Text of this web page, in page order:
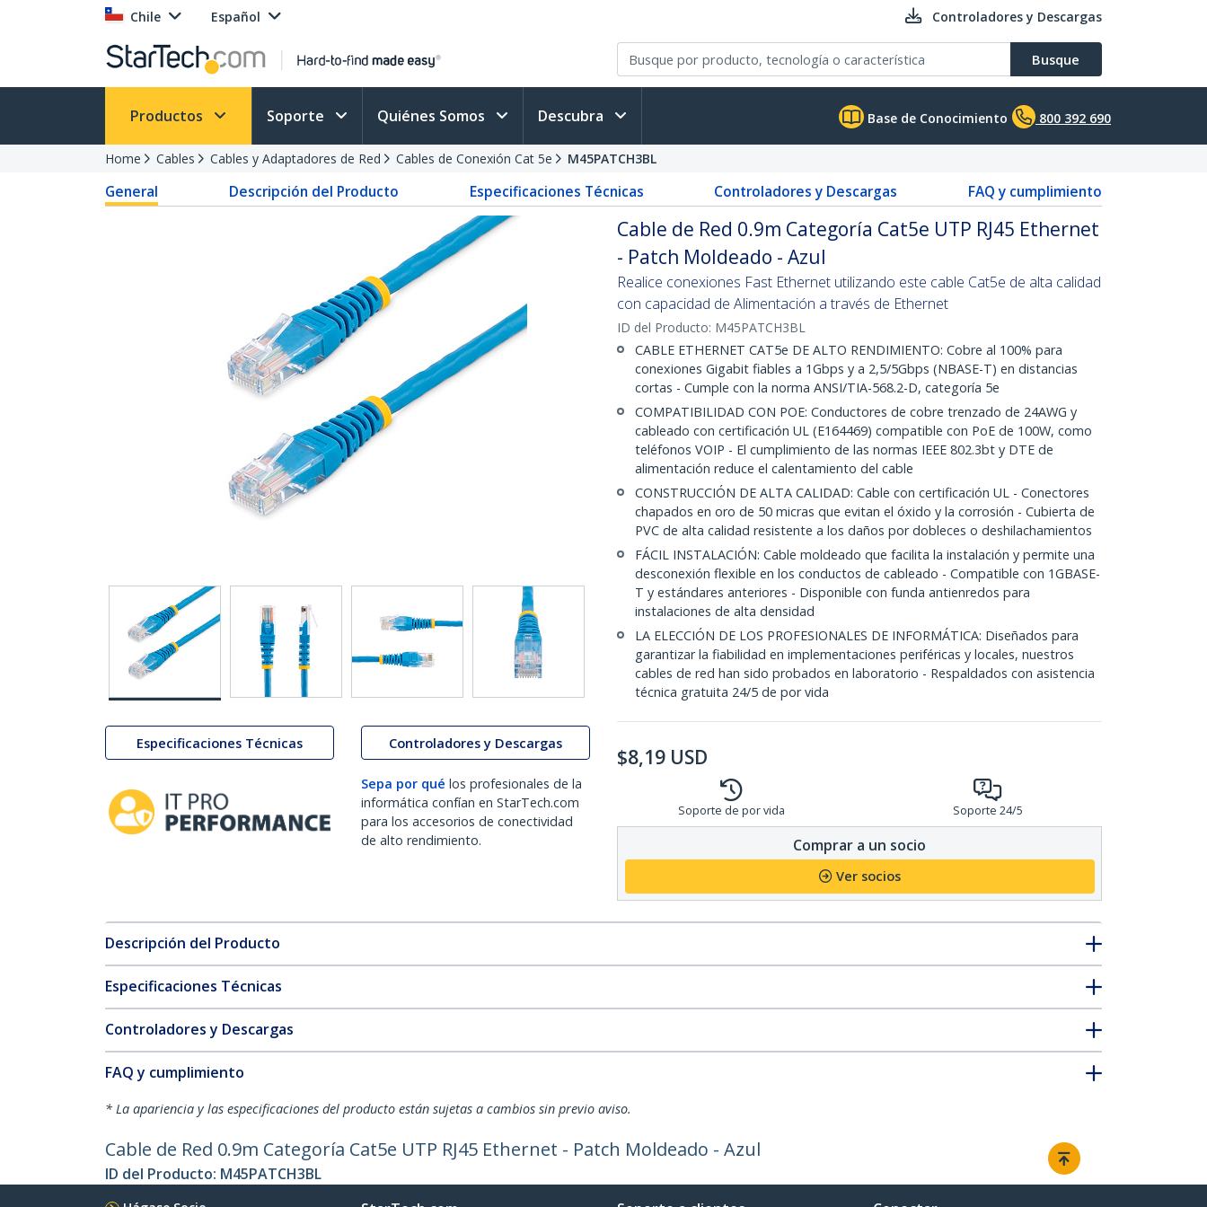
Chile Español Controladores y Descargas
Busque
Productos Soporte Quiénes Somos Descubra Base de Conocimiento 800 392 690
Home Cables Cables y Adaptadores de Red Cables de Conexión Cat 5e M45PATCH3BL
General Descripción del Producto Especificaciones Técnicas Controladores y Descargas FAQ y cumplimiento
Especificaciones Técnicas Controladores y Descargas
Sepa por qué los profesionales de la
informática confían en StarTech.com
para los accesorios de conectividad
de alto rendimiento.
Cable de Red 0.9m Categoría Cat5e UTP RJ45 Ethernet
- Patch Moldeado - Azul
Realice conexiones Fast Ethernet utilizando este cable Cat5e de alta calidad
con capacidad de Alimentación a través de Ethernet
ID del Producto: M45PATCH3BL
CABLE ETHERNET CAT5e DE ALTO RENDIMIENTO: Cobre al 100% para
conexiones Gigabit fiables a 1Gbps y a 2,5/5Gbps (NBASE-T) en distancias
cortas - Cumple con la norma ANSI/TIA-568.2-D, categoría 5e
COMPATIBILIDAD CON POE: Conductores de cobre trenzado de 24AWG y
cableado con certificación UL (E164469) compatible con PoE de 100W, como
teléfonos VOIP - El cumplimiento de las normas IEEE 802.3bt y DTE de
alimentación reduce el calentamiento del cable
CONSTRUCCIÓN DE ALTA CALIDAD: Cable con certificación UL - Conectores
chapados en oro de 50 micras que evitan el óxido y la corrosión - Cubierta de
PVC de alta calidad resistente a los daños por dobleces o deshilachamientos
FÁCIL INSTALACIÓN: Cable moldeado que facilita la instalación y permite una
desconexión flexible en los conductos de cableado - Compatible con 1GBASE-
T y estándares anteriores - Disponible con funda antienredos para
instalaciones de alta densidad
LA ELECCIÓN DE LOS PROFESIONALES DE INFORMÁTICA: Diseñados para
garantizar la fiabilidad en implementaciones periféricas y locales, nuestros
cables de red han sido probados en laboratorio - Respaldados con asistencia
técnica gratuita 24/5 de por vida
$8,19 USD
Soporte de por vida Soporte 24/5
Comprar a un socio
Ver socios
Descripción del Producto
Especificaciones Técnicas
Controladores y Descargas
FAQ y cumplimiento
* La apariencia y las especificaciones del producto están sujetas a cambios sin previo aviso.
Cable de Red 0.9m Categoría Cat5e UTP RJ45 Ethernet - Patch Moldeado - Azul
ID del Producto: M45PATCH3BL